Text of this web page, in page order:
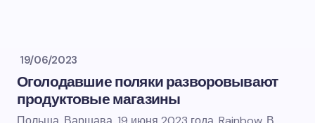
19/06/2023
Оголодавшие поляки разворовывают
продуктовые магазины